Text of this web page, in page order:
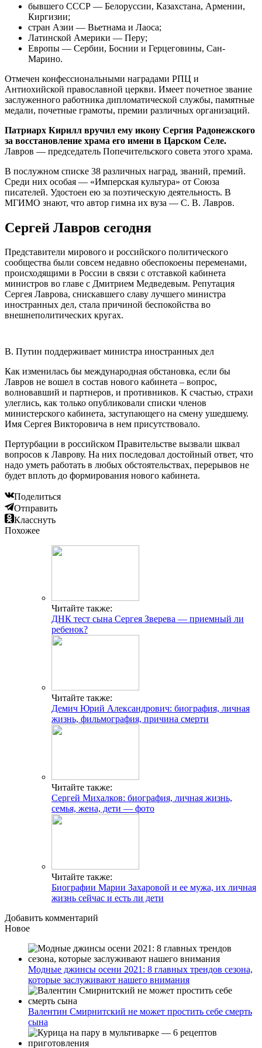
бывшего СССР — Белоруссии, Казахстана, Армении,
Киргизии;
стран Азии — Вьетнама и Лаоса;
Латинской Америки — Перу;
Европы — Сербии, Боснии и Герцеговины, Сан-
Марино.
Отмечен конфессиональными наградами РПЦ и
Антиохийской православной церкви. Имеет почетное звание
заслуженного работника дипломатической службы, памятные
медали, почетные грамоты, премии различных организаций.
Патриарх Кирилл вручил ему икону Сергия Радонежского
за восстановление храма его имени в Царском Селе.
Лавров — председатель Попечительского совета этого храма.
В послужном списке 38 различных наград, званий, премий.
Среди них особая — «Имперская культура» от Союза
писателей. Удостоен ею за поэтическую деятельность. В
МГИМО знают, что автор гимна их вуза — С. В. Лавров.
Сергей Лавров сегодня
Представители мирового и российского политического
сообщества были совсем недавно обеспокоены переменами,
происходящими в России в связи с отставкой кабинета
министров во главе с Дмитрием Медведевым. Репутация
Сергея Лаврова, снискавшего славу лучшего министра
иностранных дел, стала причиной беспокойства во
внешнеполитических кругах.
В. Путин поддерживает министра иностранных дел
Как изменилась бы международная обстановка, если бы
Лавров не вошел в состав нового кабинета – вопрос,
волновавший и партнеров, и противников. К счастью, страхи
улеглись, как только опубликовали списки членов
министерского кабинета, заступающего на смену ушедшему.
Имя Сергея Викторовича в нем присутствовало.
Пертурбации в российском Правительстве вызвали шквал
вопросов к Лаврову. На них последовал достойный ответ, что
надо уметь работать в любых обстоятельствах, перерывов не
будет вплоть до формирования нового кабинета.
Поделиться
Отправить
Класснуть
Похожее
Читайте также:
ДНК тест сына Сергея Зверева — приемный ли
ребенок?
Читайте также:
Демич Юрий Александрович: биография, личная
жизнь, фильмография, причина смерти
Читайте также:
Сергей Михалков: биография, личная жизнь,
семья, жена, дети — фото
Читайте также:
Биографии Марии Захаровой и ее мужа, их личная
жизнь сейчас и есть ли дети
Добавить комментарий
Новое
Модные джинсы осени 2021: 8 главных трендов сезона,
которые заслуживают нашего внимания
Валентин Смирнитский не может простить себе смерть
сына